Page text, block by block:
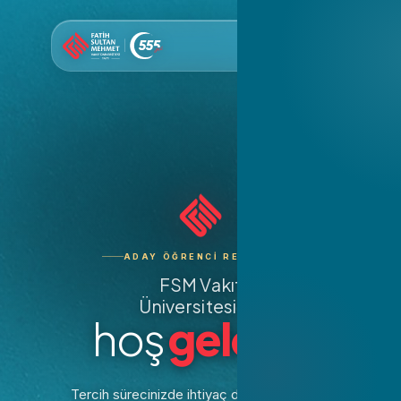
ADAY ÖĞRENCI REHBERI
FSM Vakıf
Üniversitesi'ne
hoşgeldin.
Tercih sürecinizde ihtiyaç duyacağınız tüm